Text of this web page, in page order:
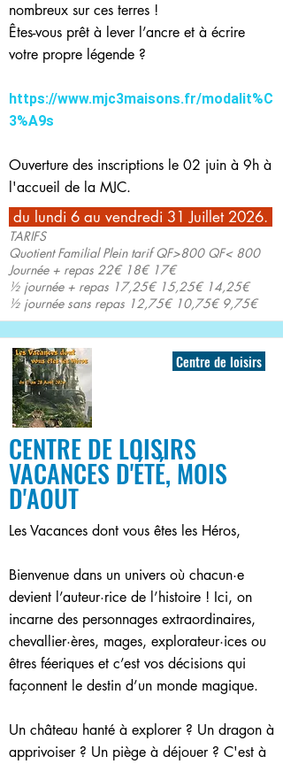
nombreux sur ces terres !
Êtes-vous prêt à lever l’ancre et à écrire
votre propre légende ?
https://www.mjc3maisons.fr/modalit%C
3%A9s
Ouverture des inscriptions le 02 juin à 9h à
l'accueil de la MJC.
du lundi 6 au vendredi 31 Juillet 2026.
TARIFS
Quotient Familial Plein tarif QF>800 QF< 800
Journée + repas 22€ 18€ 17€
½ journée + repas 17,25€ 15,25€ 14,25€
½ journée sans repas 12,75€ 10,75€ 9,75€
Centre de loisirs
CENTRE DE LOISIRS
VACANCES D'ÉTÉ, MOIS
D'AOUT
Les Vacances dont vous êtes les Héros,
Bienvenue dans un univers où chacun·e
devient l’auteur·rice de l’histoire ! Ici, on
incarne des personnages extraordinaires,
chevallier·ères, mages, explorateur·ices ou
êtres féeriques et c’est vos décisions qui
façonnent le destin d’un monde magique.
Un château hanté à explorer ? Un dragon à
apprivoiser ? Un piège à déjouer ? C'est à